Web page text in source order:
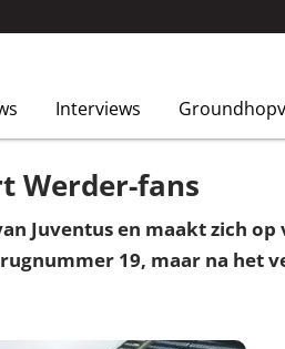
Interviews
Werder-fans
Juventus en maakt zich op
19, maar na het